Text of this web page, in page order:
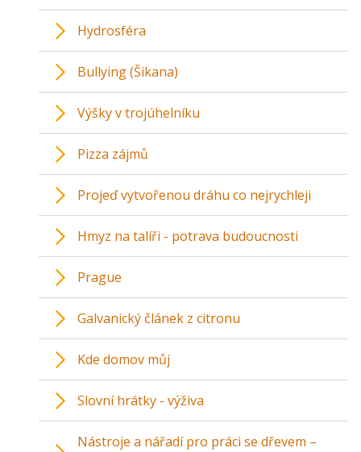
Hydrosféra
Bullying (Šikana)
Výšky v trojúhelníku
Pizza zájmů
Projeď vytvořenou dráhu co nejrychleji
Hmyz na talíři - potrava budoucnosti
Prague
Galvanický článek z citronu
Kde domov můj
Slovní hrátky - výživa
Nástroje a nářadí pro práci se dřevem –